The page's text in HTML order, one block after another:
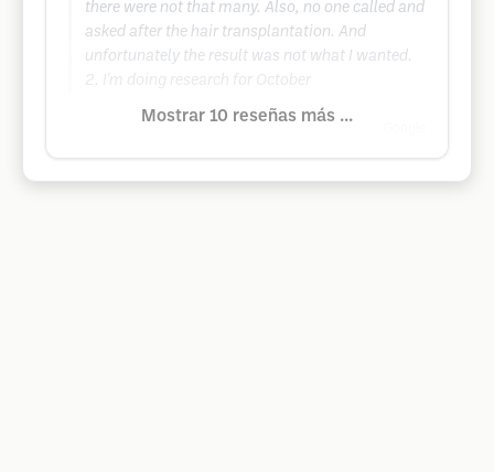
there were not that many. Also, no one called and
asked after the hair transplantation. And
unfortunately the result was not what I wanted.
2. I'm doing research for October
Mostrar 10 reseñas más ...